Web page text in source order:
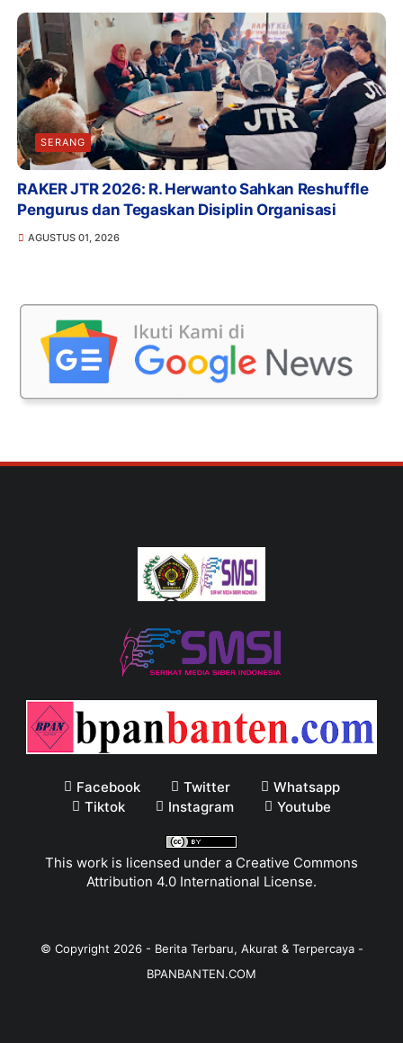
SERANG
RAKER JTR 2026: R. Herwanto Sahkan Reshuffle
Pengurus dan Tegaskan Disiplin Organisasi
AGUSTUS 01, 2026
Facebook Twitter
Whatsapp
Tiktok
Instagram Youtube
This work is licensed under a Creative Commons
Attribution 4.0 International License.
© Copyright 2026- Berita Terbaru, Akurat & Terpercaya -
BPANBANTEN.COM